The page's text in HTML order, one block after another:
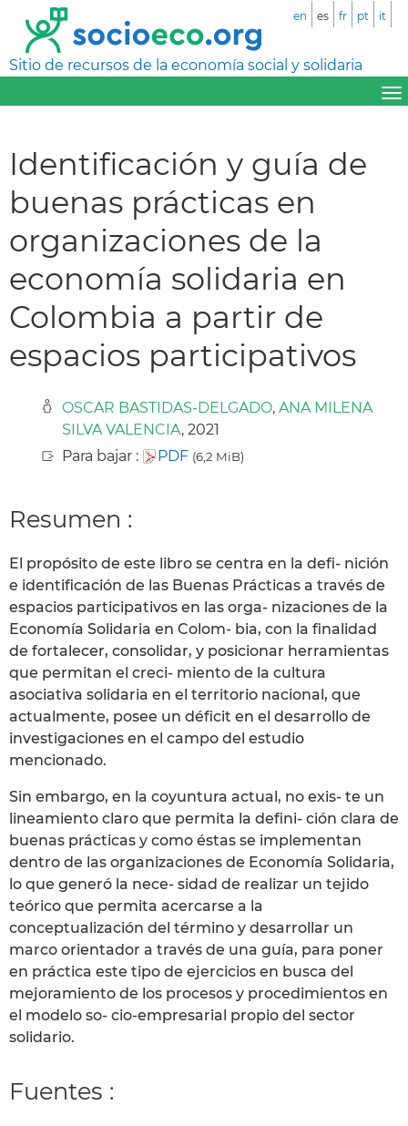
Sitio de recursos de la economía social y solidaria
en es fr pt it
Identificación y guía de
buenas prácticas en
organizaciones de la
economía solidaria en
Colombia a partir de
espacios participativos
OSCAR BASTIDAS-DELGADO, ANA MILENA
SILVA VALENCIA, 2021
Para bajar :
PDF (6,2 MiB)
Resumen :
El propósito de este libro se centra en la defi- nición
e identificación de las Buenas Prácticas a través de
espacios participativos en las orga- nizaciones de la
Economía Solidaria en Colom- bia, con la finalidad
de fortalecer, consolidar, y posicionar herramientas
que permitan el creci- miento de la cultura
asociativa solidaria en el territorio nacional, que
actualmente, posee un déficit en el desarrollo de
investigaciones en el campo del estudio
mencionado.
Sin embargo, en la coyuntura actual, no exis- te un
lineamiento claro que permita la defini- ción clara de
buenas prácticas y como éstas se implementan
dentro de las organizaciones de Economía Solidaria,
lo que generó la nece- sidad de realizar un tejido
teórico que permita acercarse a la
conceptualización del término y desarrollar un
marco orientador a través de una guía, para poner
en práctica este tipo de ejercicios en busca del
mejoramiento de los procesos y procedimientos en
el modelo so- cio-empresarial propio del sector
solidario.
Fuentes :